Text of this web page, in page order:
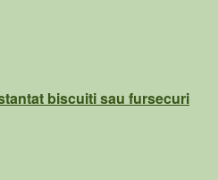
biscuiti sau fursecuri